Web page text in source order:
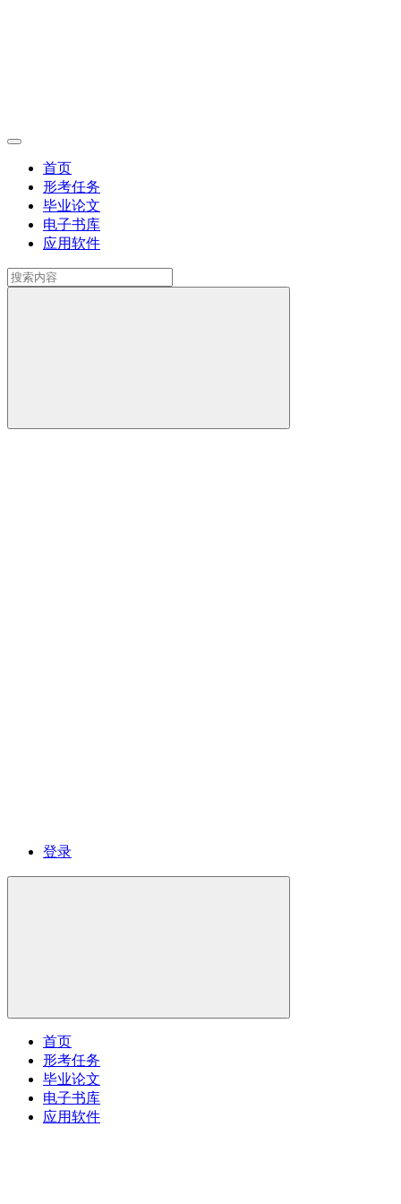
首页
形考任务
毕业论文
电子书库
应用软件
登录
首页
形考任务
毕业论文
电子书库
应用软件